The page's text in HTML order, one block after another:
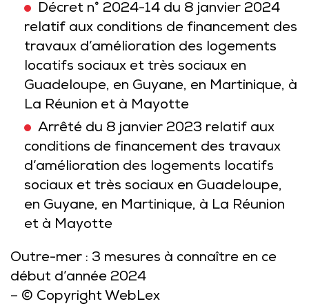
Décret n° 2024-14 du 8 janvier 2024
relatif aux conditions de financement des
travaux d’amélioration des logements
locatifs sociaux et très sociaux en
Guadeloupe, en Guyane, en Martinique, à
La Réunion et à Mayotte
Arrêté du 8 janvier 2023 relatif aux
conditions de financement des travaux
d’amélioration des logements locatifs
sociaux et très sociaux en Guadeloupe,
en Guyane, en Martinique, à La Réunion
et à Mayotte
Outre-mer : 3 mesures à connaître en ce
début d’année 2024
– © Copyright WebLex